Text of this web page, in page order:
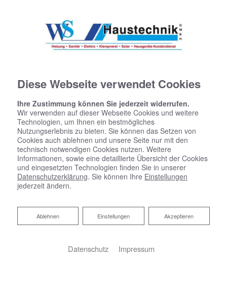
Diese Webseite verwendet Cookies
Ihre Zustimmung können Sie jederzeit widerrufen.
Wir verwenden auf dieser Webseite Cookies und weitere
Technologien, um Ihnen ein bestmögliches
Nutzungserlebnis zu bieten. Sie können das Setzen von
Cookies auch ablehnen und unsere Seite nur mit den
technisch notwendigen Cookies nutzen. Weitere
Informationen, sowie eine detaillierte Übersicht der Cookies
und eingesetzten Technologien finden Sie in unserer
Datenschutzerklärung. Sie können Ihre Einstellungen
jederzeit ändern.
Akzeptieren
Einstellungen
Ablehnen
Ablehnen
Datenschutz Impressum